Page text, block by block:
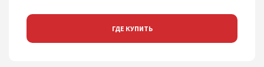
ГДЕ КУПИТЬ